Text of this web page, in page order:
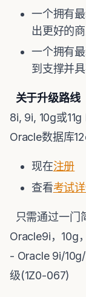
一个拥有
出更好的商
一个拥有
到支撑并
关于升级路线
8i, 9i, 10g或
Oracle数据库
现在注册
查看考试
只需通过一门
Oracle9i，10g
- Oracle 9i/
级(1Z0-067)